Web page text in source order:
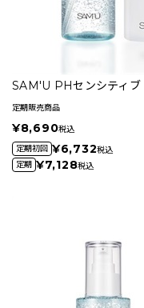
SAM'U PHセンシティブ
定期販売商品
¥8,690税込
定期初回 ¥6,732税込
定期 ¥7,128税込